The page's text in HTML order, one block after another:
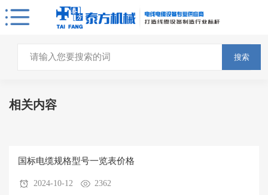
搜索
相关内容
国标电缆规格型号一览表价格
2024-10-12 2362